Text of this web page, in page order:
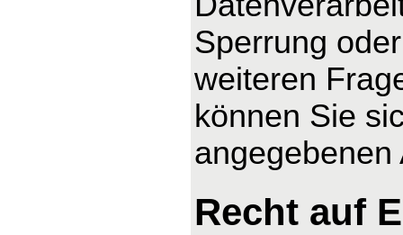
Sperrung
weiteren
können Sie
Recht auf